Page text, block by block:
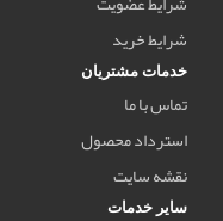
شرایط خرید
خدمات مشتریان
تماس با ما
استرداد محصول
نقشه سایت
سایر خدمات